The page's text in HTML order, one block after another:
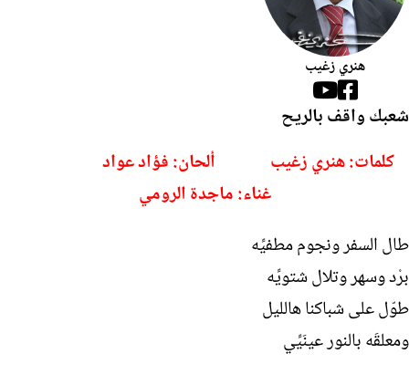
هنري زغيب
Follow us on Facebook
Follow us on YouTube
شعبك واقف بالريح
كلمات: هنري زغيب ألحان: فؤاد عواد
غناء: ماجدة الرومي
طال السفر ونجوم مطفيِّه
برْد وسهر وتلال شتويِّه
طوّل على شباكنا هالليل
ومعلقَه بالنور عينَيِّي